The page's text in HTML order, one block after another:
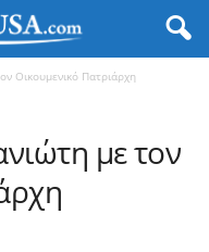
Οικουμενικό Πατριάρχη
με τον